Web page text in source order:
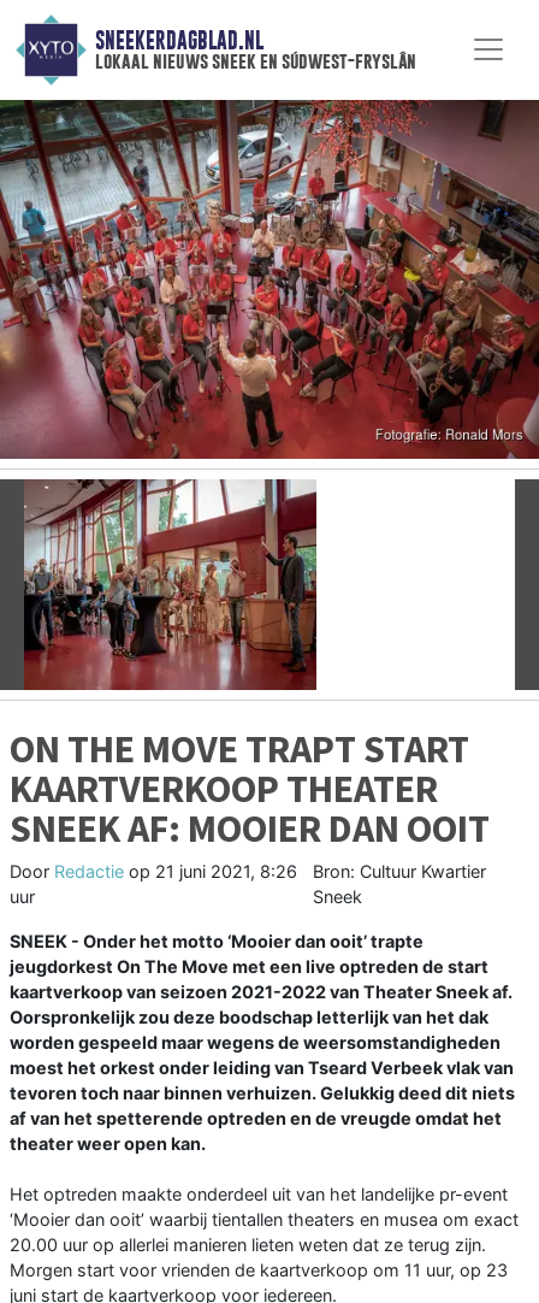
SNEEKERDAGBLAD.NL
lokaal nieuws sneek en súdwest-fryslân
Vorige
ON THE MOVE TRAPT START
KAARTVERKOOP THEATER
SNEEK AF: MOOIER DAN OOIT
Door Redactie op 21 juni 2021, 8:26
uur
Bron: Cultuur Kwartier
Sneek
SNEEK - Onder het motto ‘Mooier dan ooit’ trapte
jeugdorkest On The Move met een live optreden de start
kaartverkoop van seizoen 2021-2022 van Theater Sneek af.
Oorspronkelijk zou deze boodschap letterlijk van het dak
worden gespeeld maar wegens de weersomstandigheden
moest het orkest onder leiding van Tseard Verbeek vlak van
tevoren toch naar binnen verhuizen. Gelukkig deed dit niets
af van het spetterende optreden en de vreugde omdat het
theater weer open kan.
Het optreden maakte onderdeel uit van het landelijke pr-event
‘Mooier dan ooit’ waarbij tientallen theaters en musea om exact
20.00 uur op allerlei manieren lieten weten dat ze terug zijn.
Morgen start voor vrienden de kaartverkoop om 11 uur, op 23
juni start de kaartverkoop voor iedereen.